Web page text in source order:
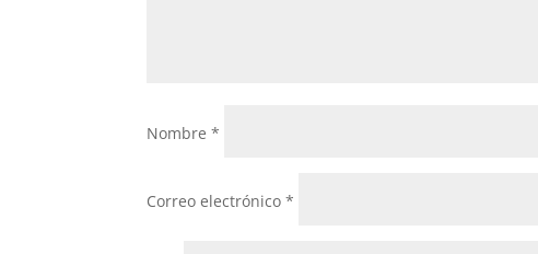
Nombre*
Correo electrónico*